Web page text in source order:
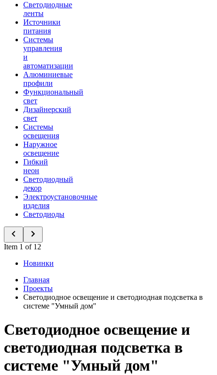
Светодиодные
ленты
Источники
питания
Системы
управления
и
автоматизации
Алюминиевые
профили
Функциональный
свет
Дизайнерский
свет
Системы
освещения
Наружное
освещение
Гибкий
неон
Светодиодный
декор
Электроустановочные
изделия
Светодиоды
Item 1 of 12
Новинки
Главная
Проекты
Светодиодное освещение и светодиодная подсветка в
системе "Умный дом"
Светодиодное освещение и
светодиодная подсветка в
системе "Умный дом"